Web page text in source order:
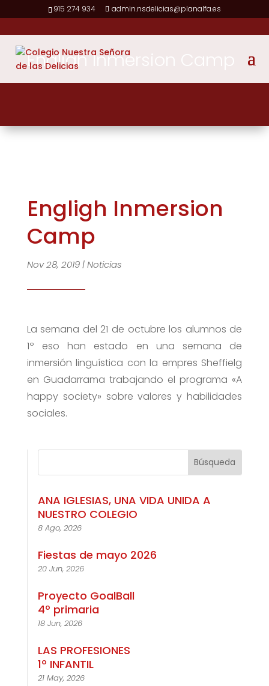
915 274 934 admin.nsdelicias@planalfa.es
Engligh Inmersion Camp
Engligh Inmersion
Camp
Nov 28, 2019|Noticias
La semana del 21 de octubre los alumnos de
1º eso han estado en una semana de
inmersión linguística con la empres Sheffielg
en Guadarrama trabajando el programa «A
happy society» sobre valores y habilidades
sociales.
ANA IGLESIAS, UNA VIDA UNIDA A
NUESTRO COLEGIO
8 Ago, 2026
Fiestas de mayo 2026
20 Jun, 2026
Proyecto GoalBall
4º primaria
18 Jun, 2026
LAS PROFESIONES
1º INFANTIL
21 May, 2026